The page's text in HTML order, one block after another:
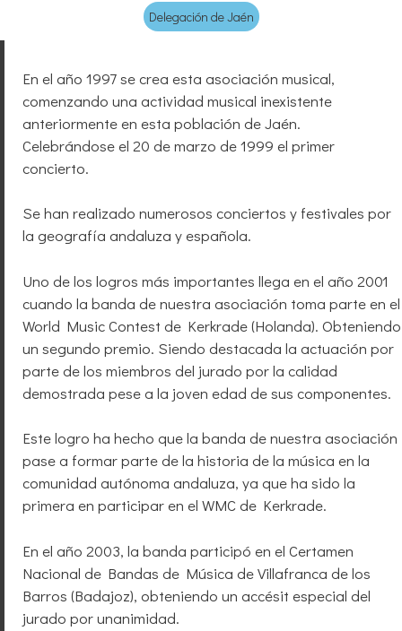
Delegación de Jaén
En el año 1997 se crea esta asociación musical,
comenzando una actividad musical inexistente
anteriormente en esta población de Jaén.
Celebrándose el 20 de marzo de 1999 el primer
concierto.
Se han realizado numerosos conciertos y festivales por
la geografía andaluza y española.
Uno de los logros más importantes llega en el año 2001
cuando la banda de nuestra asociación toma parte en el
World Music Contest de Kerkrade (Holanda). Obteniendo
un segundo premio. Siendo destacada la actuación por
parte de los miembros del jurado por la calidad
demostrada pese a la joven edad de sus componentes.
Este logro ha hecho que la banda de nuestra asociación
pase a formar parte de la historia de la música en la
comunidad autónoma andaluza, ya que ha sido la
primera en participar en el WMC de Kerkrade.
En el año 2003, la banda participó en el Certamen
Nacional de Bandas de Música de Villafranca de los
Barros (Badajoz), obteniendo un accésit especial del
jurado por unanimidad.